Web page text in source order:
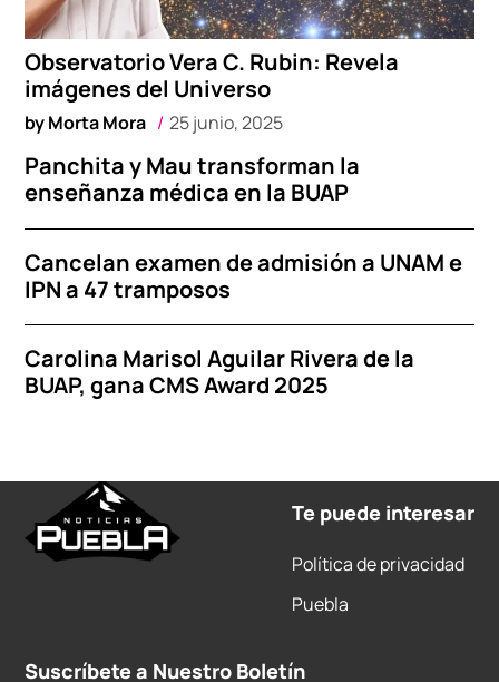
Observatorio Vera C. Rubin: Revela
imágenes del Universo
byMorta Mora 25 junio, 2025
Panchita y Mau transforman la
enseñanza médica en la BUAP
Cancelan examen de admisión a UNAM e
IPN a 47 tramposos
Carolina Marisol Aguilar Rivera de la
BUAP, gana CMS Award 2025
Te puede interesar
Política de privacidad
Puebla
Suscríbete a Nuestro Boletín